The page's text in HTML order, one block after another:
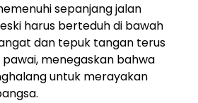
sepanjang jalan
harus berteduh di bawah
dan tepuk tangan terus
menegaskan bahwa
untuk merayakan